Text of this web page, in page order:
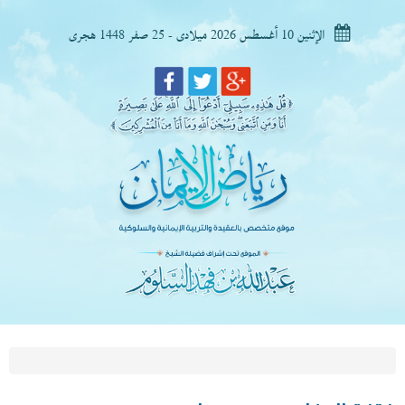
الإثنين 10 أغسطس 2026 ميلادى - 25 صفر 1448 هجرى